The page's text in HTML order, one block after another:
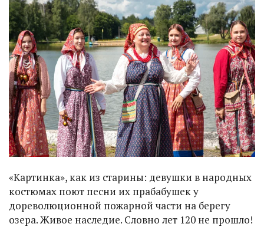
«Картинка», как из старины: девушки в народных
костюмах поют песни их прабабушек у
дореволюционной пожарной части на берегу
озера. Живое наследие. Словно лет 120 не прошло!